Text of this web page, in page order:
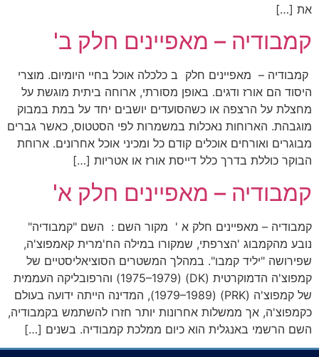
את […]
קמבודיה – מאפיינים חלק ב'
קמבודיה – מאפיינים חלק ב כלכלה אוכל בחיי היומיום. מוצרי
היסוד הם אורז ודגים. באופן מסורתי, ארוחה ביתית מוגשת על
מחצלת על הרצפה או כשהסועדים יושבים יחד על במת במבוק
מוגבהת. הארוחות נאכלות במשמרות לפי הסטטוס, כאשר גברים
מבוגרים ואורחים אוכלים קודם כל ומכיני אוכל אחרונים. ארוחת
הבוקר כוללת בדרך כלל דייסת אורז או אטריות […]
קמבודיה – מאפיינים חלק א'
קמבודיה – מאפיינים חלק א ' מקור השם : השם "קמבודיה"
נובע מהקמבוג 'הצרפתי, שמקורו במילה הח'מרית קאמפוצ'ה,
שפירושה "יליד קמבו". במהלך המשטרים הסוציאליסטיים של
קמפוצ'ה הדמוקרטית (DK) (1975–1979) והרפובליקה העממית
של קמפוצ'ה (PRK) (1979–1989), המדינה הייתה ידועה בעולם
כקמפוצ'ה, אך ממשלות אחרונות יותר חזרו להשתמש בקמבודיה,
השם הרשמי באנגלית הוא כיום ממלכת קמבודיה. בשנים […]